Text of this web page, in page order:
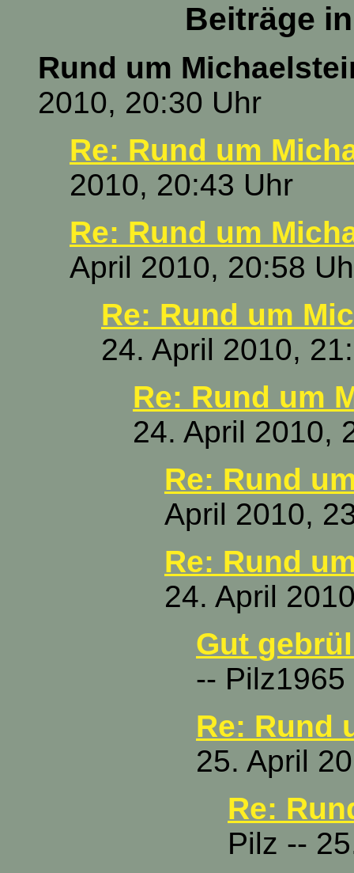
Beiträge
Rund um
2010, 20:30 Uhr
Re: Rund um
2010, 20:43 Uhr
Re: Rund um
April 2010, 20:58
Re: Rund um
24. April 2010,
Re: Rund um
24. April 2010,
Re: Rund
April 2010,
Re: Rund
24. April
Gut
--
Re: Rund
25. April
Re:
Pilz --